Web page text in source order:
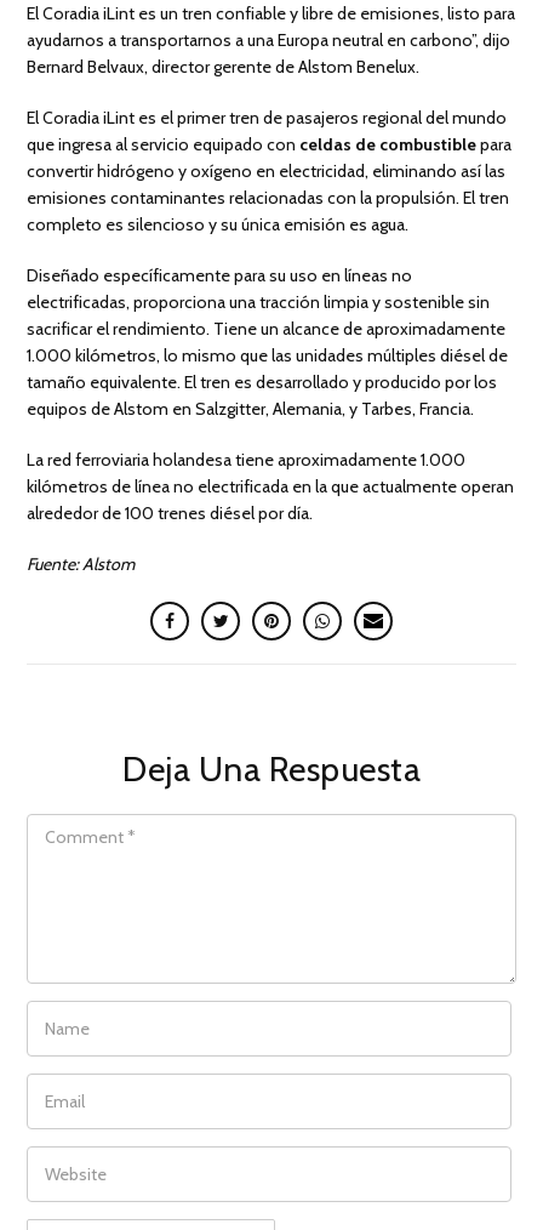
El Coradia iLint es un tren confiable y libre de emisiones, listo para
ayudarnos a transportarnos a una Europa neutral en carbono”, dijo
Bernard Belvaux, director gerente de Alstom Benelux.
El Coradia iLint es el primer tren de pasajeros regional del mundo
que ingresa al servicio equipado con celdas de combustiblepara
convertir hidrógeno y oxígeno en electricidad, eliminando así las
emisiones contaminantes relacionadas con la propulsión. El tren
completo es silencioso y su única emisión es agua.
Diseñado específicamente para su uso en líneas no
electrificadas, proporciona una tracción limpia y sostenible sin
sacrificar el rendimiento. Tiene un alcance de aproximadamente
1.000 kilómetros, lo mismo que las unidades múltiples diésel de
tamaño equivalente. El tren es desarrollado y producido por los
equipos de Alstom en Salzgitter, Alemania, y Tarbes, Francia.
La red ferroviaria holandesa tiene aproximadamente 1.000
kilómetros de línea no electrificada en la que actualmente operan
alrededor de 100 trenes diésel por día.
Fuente: Alstom
Deja Una Respuesta
COMMENT
NAME
EMAIL
WEBSITE